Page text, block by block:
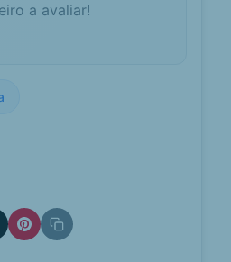
baloicosdeportugal.pt
os baloiços da
-
a avaliar!